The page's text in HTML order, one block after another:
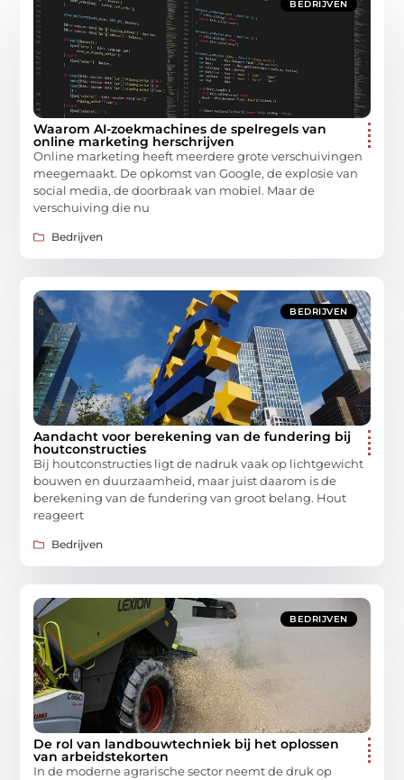
BEDRIJVEN
Waarom AI-zoekmachines de spelregels van
online marketing herschrijven
Online marketing heeft meerdere grote verschuivingen
meegemaakt. De opkomst van Google, de explosie van
social media, de doorbraak van mobiel. Maar de
verschuiving die nu
Bedrijven
BEDRIJVEN
Aandacht voor berekening van de fundering bij
houtconstructies
Bij houtconstructies ligt de nadruk vaak op lichtgewicht
bouwen en duurzaamheid, maar juist daarom is de
berekening van de fundering van groot belang. Hout
reageert
Bedrijven
BEDRIJVEN
De rol van landbouwtechniek bij het oplossen
van arbeidstekorten
In de moderne agrarische sector neemt de druk op